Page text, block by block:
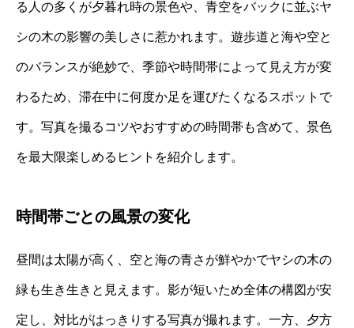
る人の多くが夕暮れ時の景色や、青空をバックに並ぶヤ
シの木の影響の美しさに惹かれます。遊歩道と海や空と
のバランスが絶妙で、季節や時間帯によって見え方が変
わるため、滞在中に何度か足を運びたくなるスポットで
す。写真を撮るコツやおすすめの時間帯も含めて、景色
を最大限楽しめるヒントを紹介します。
時間帯ごとの風景の変化
昼間は太陽が高く、空と海の青さが鮮やかでヤシの木の
緑も生き生きと見えます。影が短いため全体の構図が安
定し、対比がはっきりする写真が撮れます。一方、夕方